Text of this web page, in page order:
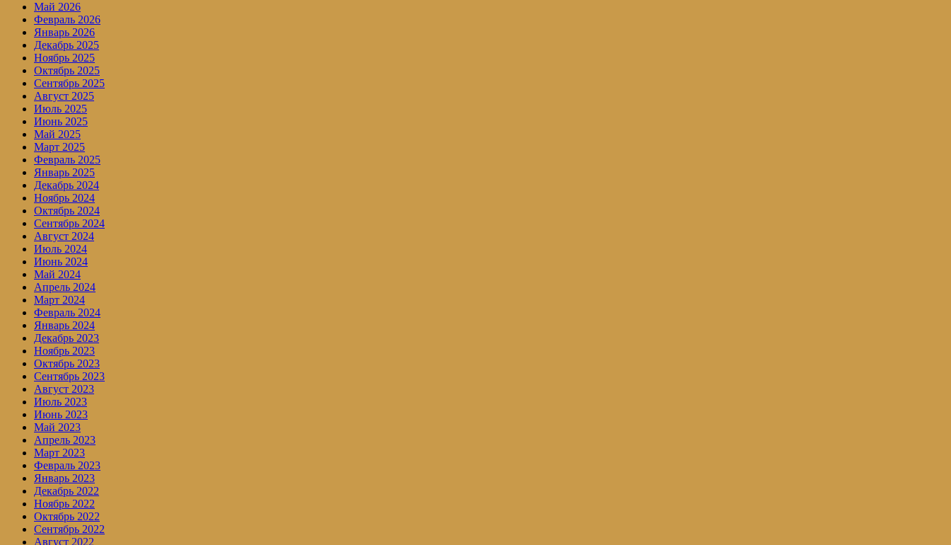
Май 2026
Февраль 2026
Январь 2026
Декабрь 2025
Ноябрь 2025
Октябрь 2025
Сентябрь 2025
Август 2025
Июль 2025
Июнь 2025
Май 2025
Март 2025
Февраль 2025
Январь 2025
Декабрь 2024
Ноябрь 2024
Октябрь 2024
Сентябрь 2024
Август 2024
Июль 2024
Июнь 2024
Май 2024
Апрель 2024
Март 2024
Февраль 2024
Январь 2024
Декабрь 2023
Ноябрь 2023
Октябрь 2023
Сентябрь 2023
Август 2023
Июль 2023
Июнь 2023
Май 2023
Апрель 2023
Март 2023
Февраль 2023
Январь 2023
Декабрь 2022
Ноябрь 2022
Октябрь 2022
Сентябрь 2022
Август 2022